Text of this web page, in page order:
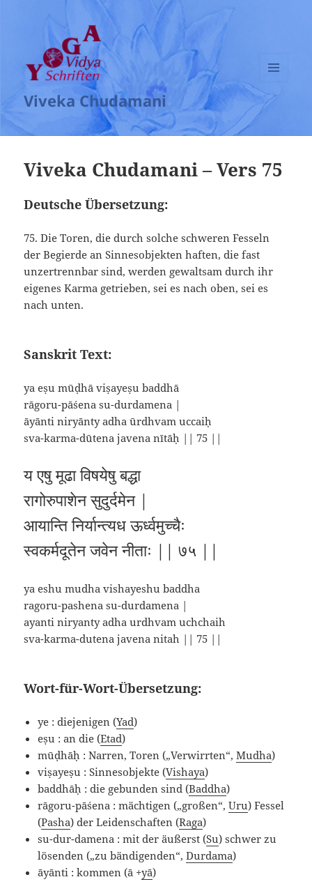
Viveka Chudamani
UND
WIDGETS
Viveka Chudamani – Vers 75
Deutsche Übersetzung:
75. Die Toren, die durch solche schweren Fesseln
der Begierde an Sinnesobjekten haften, die fast
unzertrennbar sind, werden gewaltsam durch ihr
eigenes Karma getrieben, sei es nach oben, sei es
nach unten.
Sanskrit Text:
ya eṣu mūḍhā viṣayeṣu baddhā
rāgoru-pāśena su-durdamena |
āyānti niryānty adha ūrdhvam uccaiḥ
sva-karma-dūtena javena nītāḥ || 75 ||
य एषु मूढा विषयेषु बद्धा
रागोरुपाशेन सुदुर्दमेन |
आयान्ति निर्यान्त्यध ऊर्ध्वमुच्चैः
स्वकर्मदूतेन जवेन नीताः || ७५ ||
ya eshu mudha vishayeshu baddha
ragoru-pashena su-durdamena |
ayanti niryanty adha urdhvam uchchaih
sva-karma-dutena javena nitah || 75 ||
Wort-für-Wort-Übersetzung:
ye : diejenigen (Yad)
eṣu : an die (Etad)
mūḍhāḥ : Narren, Toren („Verwirrten“,Mudha)
viṣayeṣu : Sinnesobjekte (Vishaya)
baddhāḥ : die gebunden sind (Baddha)
rāgoru-pāśena : mächtigen („großen“,Uru) Fessel
(Pasha) der Leidenschaften (Raga)
su-dur-damena : mit der äußerst (Su) schwer zu
lösenden („zu bändigenden“,Durdama)
āyānti : kommen (ā +yā)